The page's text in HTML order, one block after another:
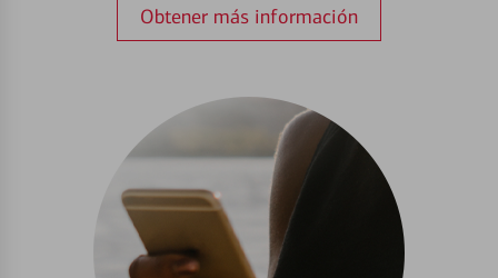
Obtener más información